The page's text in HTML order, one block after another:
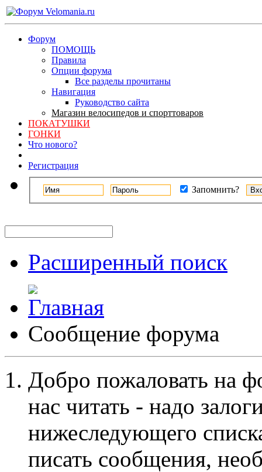
Форум
ПОМОЩЬ
Правила
Опции форума
Все разделы прочитаны
Навигация
Руководство сайта
Магазин велосипедов и спорттоваров
ПОКАТУШКИ
ГОНКИ
Что нового?
Регистрация
Запомнить?
Расширенный поиск
Сообщение форума
Добро пожаловать на
нас читать - надо
нижеследующего
писать сообщения,